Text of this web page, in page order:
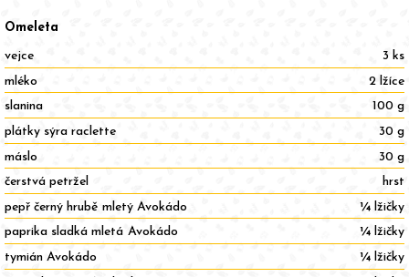
Omeleta
vejce
3 ks
mléko
2 lžíce
slanina
100 g
plátky sýra raclette
30 g
máslo
30 g
čerstvá petržel
hrst
pepř černý hrubě mletý Avokádo
¼ lžičky
paprika sladká mletá Avokádo
¼ lžičky
tymián Avokádo
¼ lžičky